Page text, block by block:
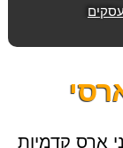
ארס קדמיות